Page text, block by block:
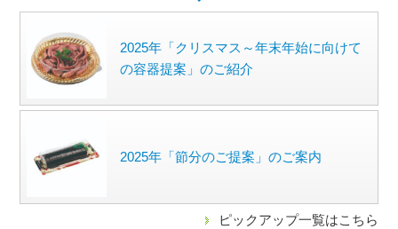
2025年「クリスマス～年末年始に向けて
の容器提案」のご紹介
2025年「節分のご提案」のご案内
ピックアップ一覧はこちら